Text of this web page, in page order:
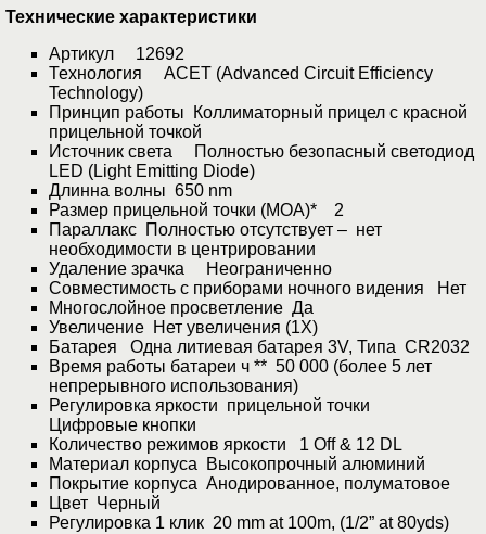
Технические характеристики
Артикул 12692
Технология ACET (Advanced Circuit Efficiency
Technology)
Принцип работы Коллиматорный прицел с красной
прицельной точкой
Источник света Полностью безопасный светодиод
LED (Light Emitting Diode)
Длинна волны 650 nm
Размер прицельной точки (МОА)* 2
Параллакс Полностью отсутствует – нет
необходимости в центрировании
Удаление зрачка Неограниченно
Совместимость с приборами ночного видения Нет
Многослойное просветление Да
Увеличение Нет увеличения (1X)
Батарея Одна литиевая батарея 3V, Типа CR2032
Время работы батареи ч ** 50 000 (более 5 лет
непрерывного использования)
Регулировка яркости прицельной точки
Цифровые кнопки
Количество режимов яркости 1 Off & 12 DL
Материал корпуса Высокопрочный алюминий
Покрытие корпуса Анодированное, полуматовое
Цвет Черный
Регулировка 1 клик 20 mm at 100m, (1/2” at 80yds)